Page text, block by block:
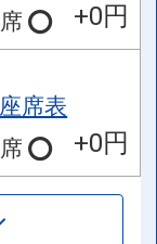
+0円
座席表
+0円